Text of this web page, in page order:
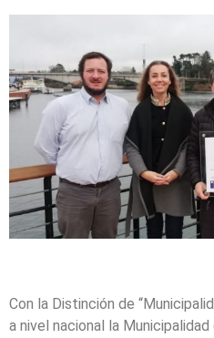
Con la Distinción de
a nivel nacional la